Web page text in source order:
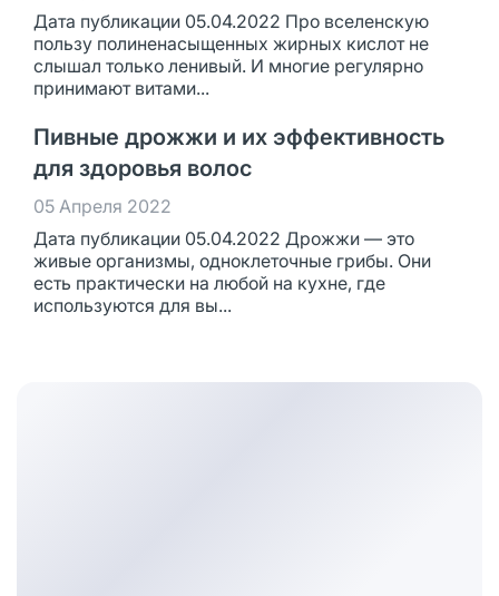
Дата публикации 05.04.2022 Про вселенскую
пользу полиненасыщенных жирных кислот не
слышал только ленивый. И многие регулярно
принимают витами...
Пивные дрожжи и их эффективность
для здоровья волос
05 Апреля 2022
Дата публикации 05.04.2022 Дрожжи — это
живые организмы, одноклеточные грибы. Они
есть практически на любой на кухне, где
используются для вы...